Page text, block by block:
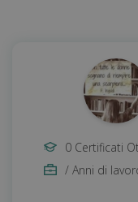
0 Certificati
/ Anni di